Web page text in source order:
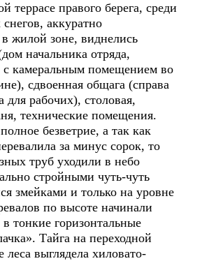
террасе правого берега, среди
аккуратно
жилой зоне, виднелись
начальника отряда,
камеральным помещением во
сдвоенная общага (справа
для рабочих), столовая,
технические помещения.
безветрие, а так как
за минус сорок, то
труб уходили в небо
стройными чуть-чуть
змейками и только на уровне
по высоте начинали
в тонкие горизонтальные
Тайга на переходной
леса выглядела хиловато-